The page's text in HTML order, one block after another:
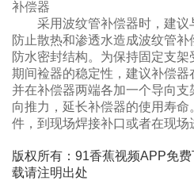
补偿器
采用波纹管补偿器时，建议与
防止散热和渗透水造成波纹管补
防水密封结构。为保持固定支
期间裣器的稳定性，建议补偿器
并在补偿器两端各加一个导向支
向推力，延长补偿器的使用寿命
件，到现场焊接补口或者在现场
版权所有：91香蕉视频APP
载请注明出处